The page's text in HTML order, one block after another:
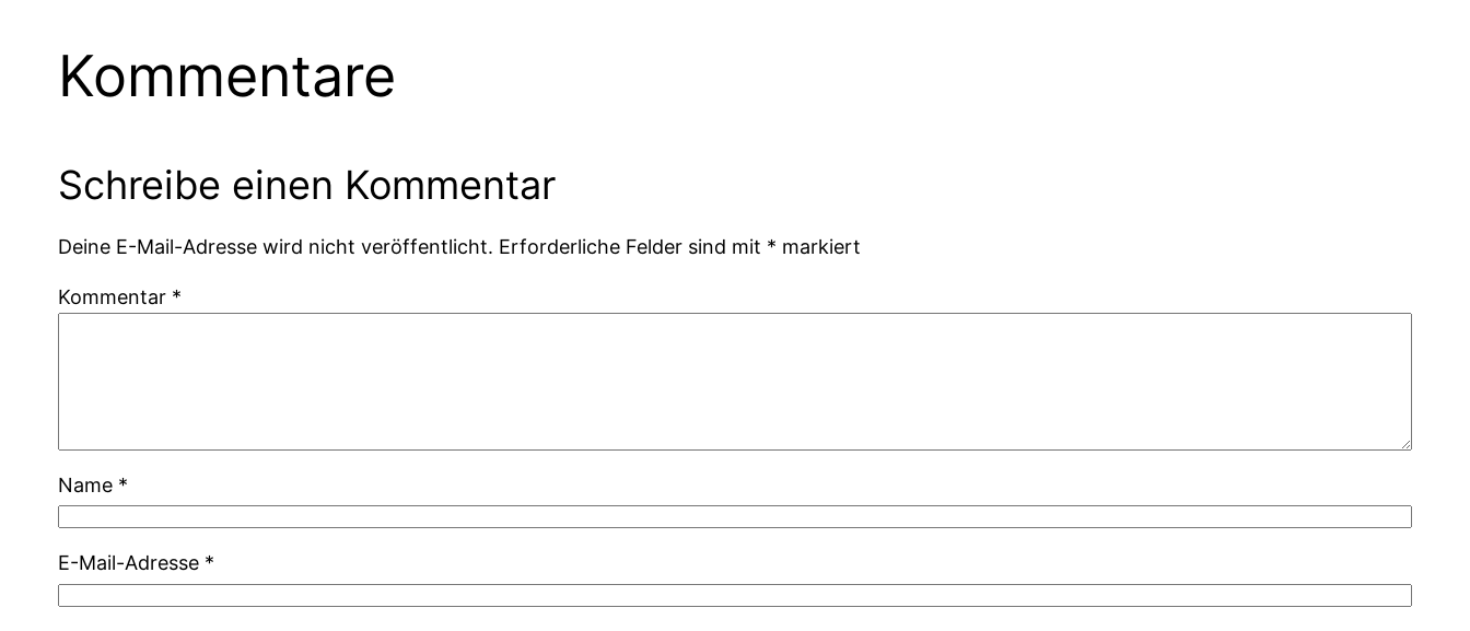
Kommentare
Schreibe einen Kommentar
Deine E-Mail-Adresse wird nicht veröffentlicht. Erforderliche Felder sind mit * markiert
Kommentar *
Name *
E-Mail-Adresse *